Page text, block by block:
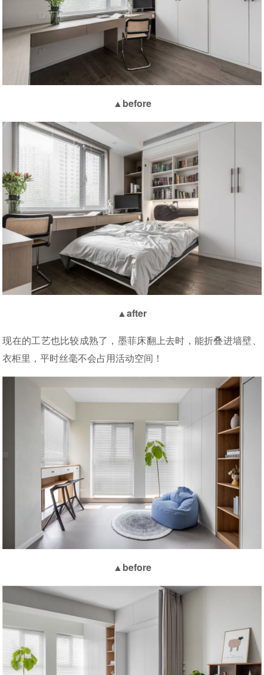
▲before
▲after
现在的工艺也比较成熟了，墨菲床翻上去时，能折叠进墙壁、
衣柜里，平时丝毫不会占用活动空间！
▲before